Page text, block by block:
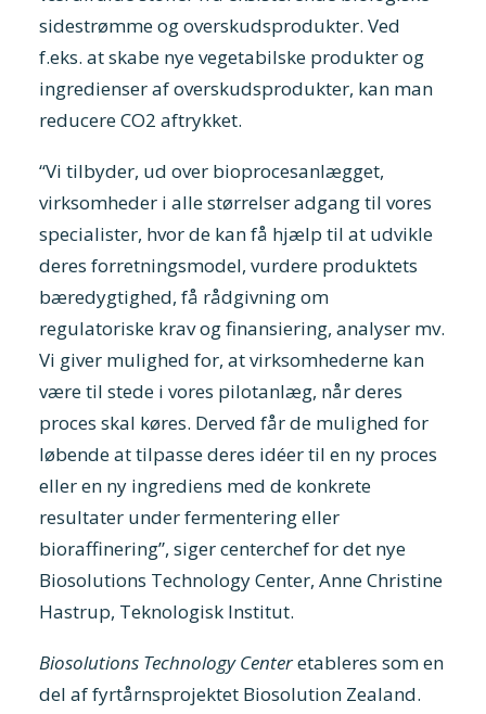
sidestrømme og overskudsprodukter. Ved
f.eks. at skabe nye vegetabilske produkter og
ingredienser af overskudsprodukter, kan man
reducere CO2 aftrykket.
“Vi tilbyder, ud over bioprocesanlægget,
virksomheder i alle størrelser adgang til vores
specialister, hvor de kan få hjælp til at udvikle
deres forretningsmodel, vurdere produktets
bæredygtighed, få rådgivning om
regulatoriske krav og finansiering, analyser mv.
Vi giver mulighed for, at virksomhederne kan
være til stede i vores pilotanlæg, når deres
proces skal køres. Derved får de mulighed for
løbende at tilpasse deres idéer til en ny proces
eller en ny ingrediens med de konkrete
resultater under fermentering eller
bioraffinering”, siger centerchef for det nye
Biosolutions Technology Center, Anne Christine
Hastrup, Teknologisk Institut.
Biosolutions Technology Centeretableres som en
del af fyrtårnsprojektet Biosolution Zealand.